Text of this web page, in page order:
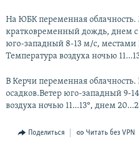
На ЮБК переменная
кратковременный дождь, днем с
юго-западный 8-13 м/с, местами
Температура воздуха ночью
В Керчи переменная
осадков.Ветер юго-западный 9-
воздуха ночью 11…13°, днем
Поделиться Читать без VPN